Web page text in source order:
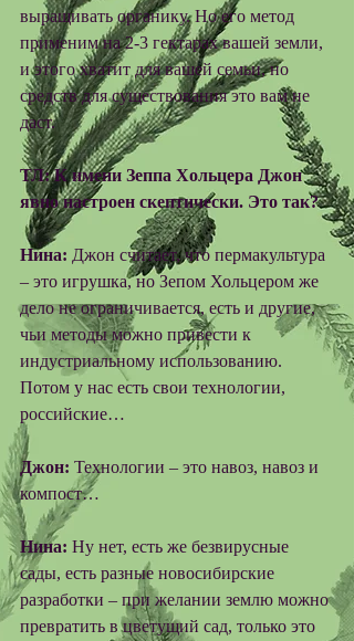
выращивать органику. Но его метод
применим на 2-3 гектарах вашей земли,
и этого хватит для вашей семьи, но
средств для существования это вам не
даст.
ТЛ: К имени Зеппа Хольцера Джон
явно настроен скептически. Это так?
Нина: Джон считает, что пермакультура
– это игрушка, но Зепом Хольцером же
дело не ограничивается, есть и другие,
чьи методы можно привести к
индустриальному использованию.
Потом у нас есть свои технологии,
российские…
Джон: Технологии – это навоз, навоз и
компост…
Нина: Ну нет, есть же безвирусные
сады, есть разные новосибирские
разработки – при желании землю можно
превратить в цветущий сад, только это